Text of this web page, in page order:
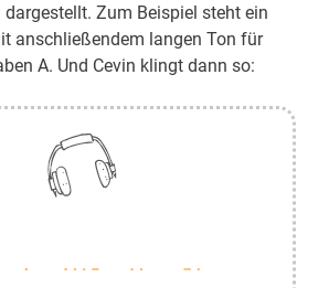
dargestellt. Zum Beispiel steht ein
anschließendem langen Ton für
A. Und Cevin klingt dann so: